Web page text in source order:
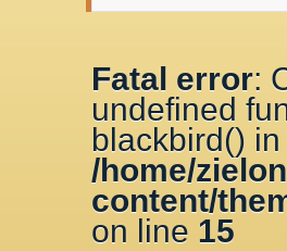
Fatal error:
undefined
blackbird() in
/home/
content/
on line 15